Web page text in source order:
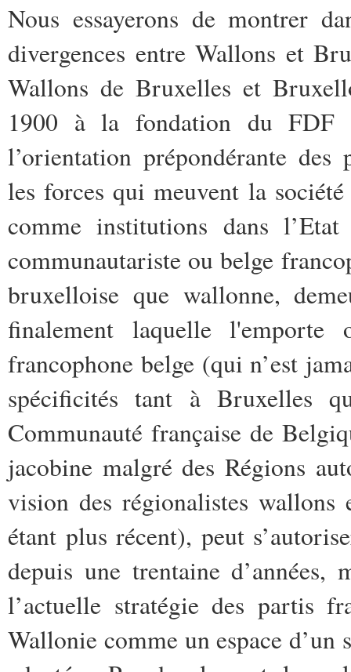
Nous essayerons de montrer
divergences entre Wallons et
Wallons de Bruxelles et
1900 à la fondation du FDF
l’orientation prépondérante des
les forces qui meuvent la
comme institutions dans
communautariste ou belge
bruxelloise que wallonne,
finalement laquelle
francophone belge (qui n’est
spécificités tant à Bruxelles
Communauté française de
jacobine malgré des Régions
vision des régionalistes
étant plus récent), peut
depuis une trentaine
l’actuelle stratégie des partis
Wallonie comme un espace d’un